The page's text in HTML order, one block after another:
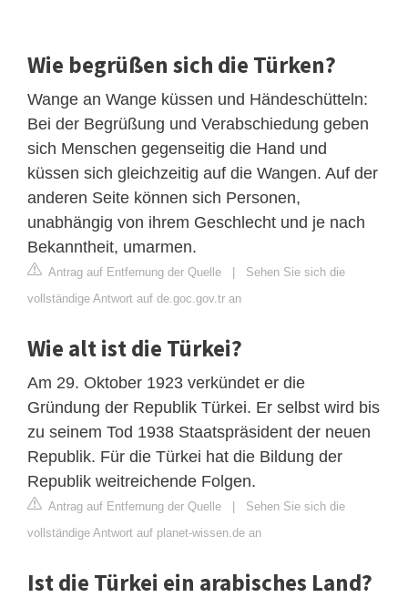
Wie begrüßen sich die Türken?
Wange an Wange küssen und Händeschütteln:
Bei der Begrüßung und Verabschiedung geben
sich Menschen gegenseitig die Hand und
küssen sich gleichzeitig auf die Wangen. Auf der
anderen Seite können sich Personen,
unabhängig von ihrem Geschlecht und je nach
Bekanntheit, umarmen.
Antrag auf Entfernung der Quelle | Sehen Sie sich die
vollständige Antwort auf de.goc.gov.tr an
Wie alt ist die Türkei?
Am 29. Oktober 1923 verkündet er die
Gründung der Republik Türkei. Er selbst wird bis
zu seinem Tod 1938 Staatspräsident der neuen
Republik. Für die Türkei hat die Bildung der
Republik weitreichende Folgen.
Antrag auf Entfernung der Quelle | Sehen Sie sich die
vollständige Antwort auf planet-wissen.de an
Ist die Türkei ein arabisches Land?